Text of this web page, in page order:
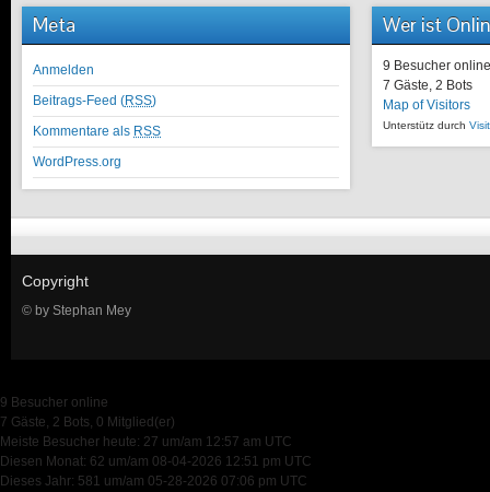
Meta
Anmelden
Beitrags-Feed (RSS)
Kommentare als RSS
WordPress.org
Wer ist
9 Besucher online
7 Gäste, 2 Bots
Map of Visitors
Unterstütz durch
Copyright
© by Stephan Mey
9 Besucher online
7 Gäste, 2 Bots, 0 Mitglied(er)
Meiste Besucher heute: 27 um/am 12:57 am UTC
Diesen Monat: 62 um/am 08-04-2026 12:51 pm UTC
Dieses Jahr: 581 um/am 05-28-2026 07:06 pm UTC